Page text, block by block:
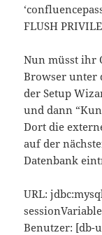
FLUSH
Nun müsst ihr
Browser unter
der Setup
und dann
Dort die
auf der
Datenbank
URL:
Benutzer: [db-